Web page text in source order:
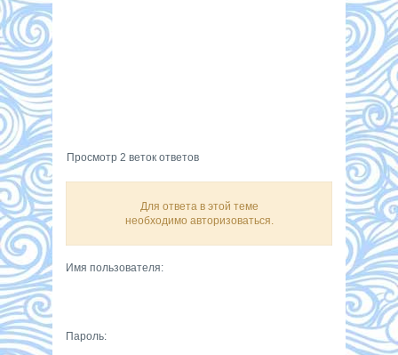
Просмотр 2 веток ответов
Для ответа в этой теме
необходимо авторизоваться.
Имя пользователя:
Пароль: